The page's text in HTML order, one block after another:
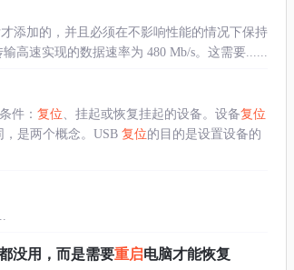
添加的，并且必须在不影响性能的情况下保持
高速实现的数据速率为 480 Mb/s。这需要......
件： 复位 、挂起或恢复挂起的设备。设备复位
，是两个概念。USB 复位的目的是设置设备的
没用，而是需要重启电脑才能恢复